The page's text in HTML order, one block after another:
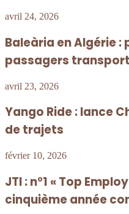
avril 24, 2026
Baleària en Algérie :
passagers
avril 23, 2026
Yango Ride : lance
de trajets
février 10, 2026
JTI : n°1 « Top
cinquième année